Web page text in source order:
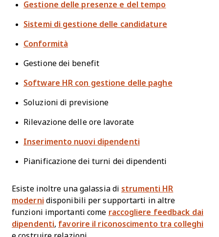
Gestione delle presenze e del tempo
Sistemi di gestione delle candidature
Conformità
Gestione dei benefit
Software HR con gestione delle paghe
Soluzioni di previsione
Rilevazione delle ore lavorate
Inserimento nuovi dipendenti
Pianificazione dei turni dei dipendenti
Esiste inoltre una galassia di strumenti HR
moderni disponibili per supportarti in altre
funzioni importanti come raccogliere feedback dai
dipendenti, favorire il riconoscimento tra colleghi